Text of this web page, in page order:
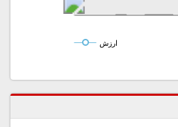
ارزش